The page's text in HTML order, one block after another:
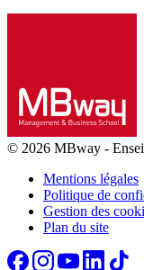
© 2026 MBway -
Mentions légales
Politique de
Gestion des
Plan du site